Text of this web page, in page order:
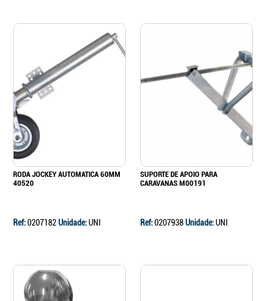
RODA JOCKEY AUTOMATICA 60MM
40520
Ref:0207182Unidade:UNI
SUPORTE DE APOIO PARA
CARAVANAS M00191
Ref:0207938Unidade:UNI